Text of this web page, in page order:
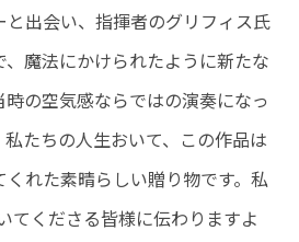
と出会い、指揮者のグリフィス氏
、魔法にかけられたように新たな
の空気感ならではの演奏になっ
たちの人生おいて、この作品は
れた素晴らしい贈り物です。私
てくださる皆様に伝わりますよ